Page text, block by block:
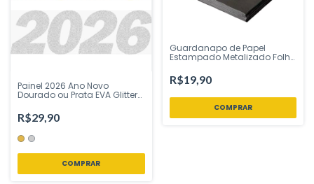
Painel 2026 Ano Novo
Dourado ou Prata EVA Glitter
sua Festa Loja
R$29,90
COMPRAR
Guardanapo de Papel
Estampado Metalizado Folha
Brinde Dourado 32x32 cm
Silver Festas - Inspire sua
R$19,90